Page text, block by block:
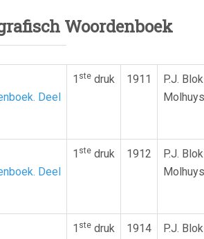
Woordenboek
Deel
1 ste druk 1911
P.J.
Deel
1 ste druk 1912
P.J.
1 ste druk 1914
P.J.